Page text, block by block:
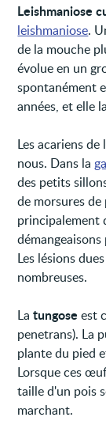
Leishmaniose
leishmaniose.
de la mouche
évolue en un
spontanément
années, et elle
Les acariens de
nous. Dans la
des petits
de morsures
principalement
Les lésions
nombreuses.
Latungose est
penetrans). La
plante du pied
Lorsque ces
taille d'un pois
marchant.